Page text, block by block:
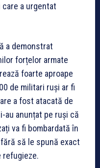
a urgentat
a demonstrat
forțelor armate
foarte aproape
de militari ruși ar fi
a fost atacată de
au anunțat pe ruși că
va fi bombardată în
să le spună exact
refugieze.